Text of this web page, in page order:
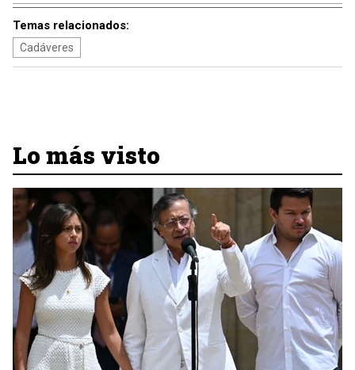
Temas relacionados:
Cadáveres
Lo más visto